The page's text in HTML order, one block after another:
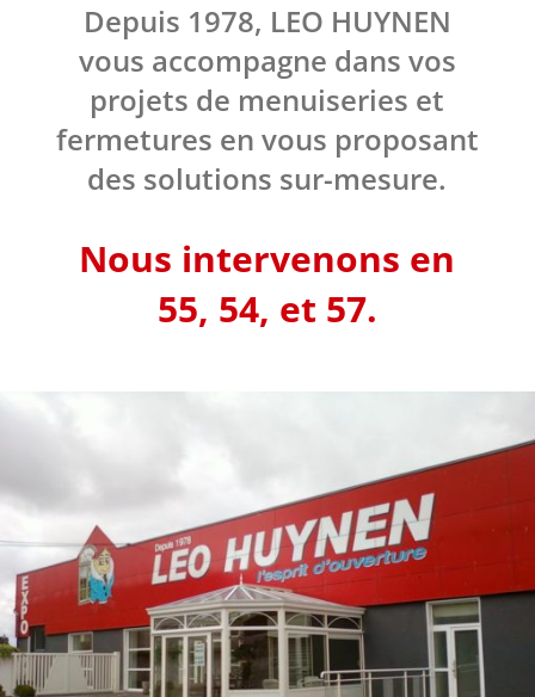
Depuis 1978, LEO HUYNEN
vous accompagne dans vos
projets de menuiseries et
fermetures en vous proposant
des solutions sur-mesure.
Nous intervenons en
55, 54, et 57.